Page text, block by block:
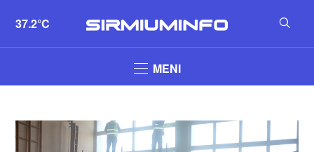
37.2°C
MENI